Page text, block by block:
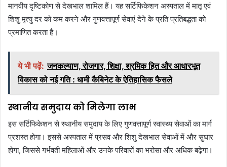
मानवीय दृष्टिकोण से देखभाल शामिल हैं। यह सर्टिफिकेशन अस्पताल में मातृ एवं
शिशु मृत्यु दर को कम करने और गुणवत्तापूर्ण सेवाएं देने के प्रति प्रतिबद्धता को
प्रमाणित करता है।
ये भी पढ़ें: जनकल्याण, रोजगार, शिक्षा, श्रमिक हित और आधारभूत
विकास को नई गति : धामी कैबिनेट के ऐतिहासिक फैसले
स्थानीय समुदाय को मिलेगा लाभ
इस सर्टिफिकेशन से स्थानीय समुदाय के लिए गुणवत्तापूर्ण स्वास्थ्य सेवाओं का मार्ग
प्रशस्त होगा। इससे अस्पताल में प्रसव और शिशु देखभाल सेवाओं में और सुधार
होगा, जिससे गर्भवती महिलाओं और उनके परिवारों का भरोसा और अधिक बढ़ेगा।